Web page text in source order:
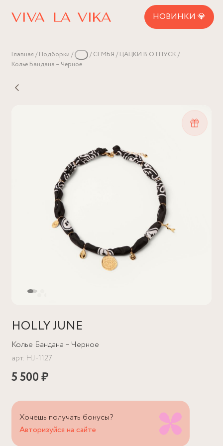
НОВИНКИ 💎
Главная Подборки ... СЕМЬЯ
ЦАЦКИ В ОТПУСК
Колье Бандана – Черное
HOLLY JUNE
Колье Бандана – Черное
арт. HJ-1127
5 500 ₽
Хочешь получать бонусы?
Авторизуйся на сайте